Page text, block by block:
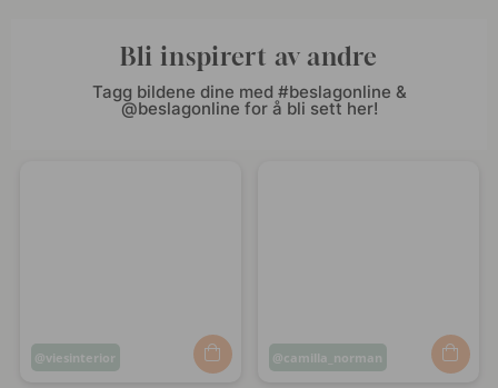
Bli inspirert av andre
Tagg bildene dine med #beslagonline &
@beslagonline for å bli sett her!
Innlegg
viesinterior
Innlegg
camilla_norman